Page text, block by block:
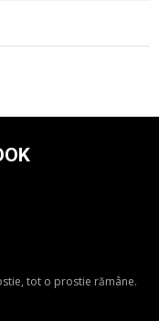
tot o prostie rămâne.